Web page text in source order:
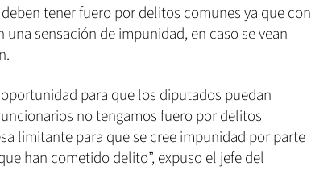
tener fuero por delitos comunes ya que con
sensación de impunidad, en caso se vean
para que los diputados puedan
no tengamos fuero por delitos
limitante para que se cree impunidad por parte
han cometido delito”, expuso el jefe del